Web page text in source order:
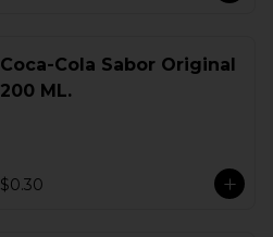
Coca-Cola Sabor Original
200 ML.
$0.30